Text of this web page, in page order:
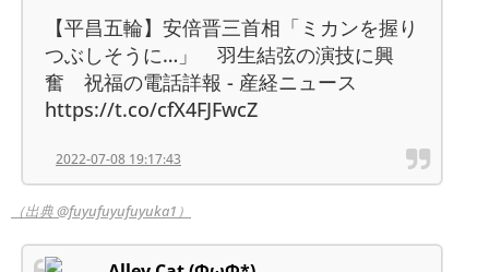
【平昌五輪】安倍晋三首相「ミカンを握り
つぶしそうに…」 羽生結弦の演技に興
奮 祝福の電話詳報 - 産経ニュース
https://t.co/cfX4FJFwcZ
2022-07-08 19:17:43
（出典 @fuyufuyufuyuka1）